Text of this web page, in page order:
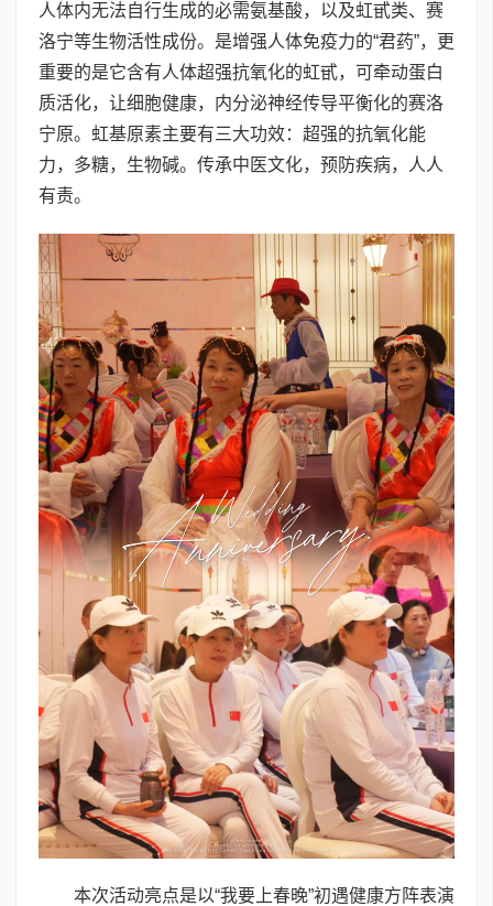
人体内无法自行生成的必需氨基酸，以及虹甙类、赛
洛宁等生物活性成份。是增强人体免疫力的“君药”，更
重要的是它含有人体超强抗氧化的虹甙，可牵动蛋白
质活化，让细胞健康，内分泌神经传导平衡化的赛洛
宁原。虹基原素主要有三大功效：超强的抗氧化能
力，多糖，生物碱。传承中医文化，预防疾病，人人
有责。
本次活动亮点是以“我要上春晚”初遇健康方阵表演